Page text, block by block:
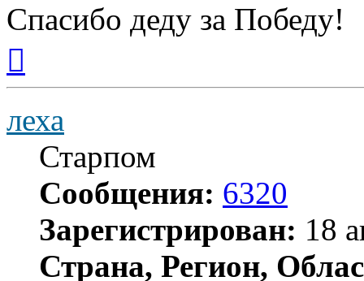
Спасибо деду за Победу!
началу
леха
Старпом
Сообщения: 6320
Зарегистрирован: 18
Страна, Регион,